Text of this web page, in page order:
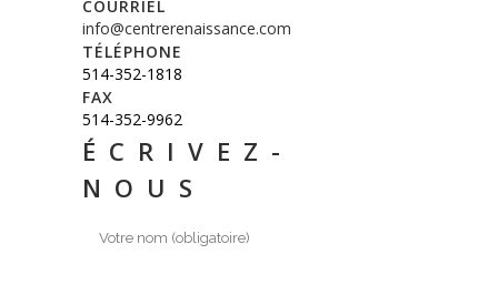
COURRIEL
info@centrerenaissance.com
TÉLÉPHONE
514-352-1818
FAX
514-352-9962
ÉCRIVEZ-
NOUS